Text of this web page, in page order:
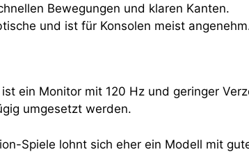
Bewegungen und klaren Kanten.
und ist für Konsolen meist
ein Monitor mit 120 Hz und geringer
umgesetzt werden.
Spiele lohnt sich eher ein Modell mit